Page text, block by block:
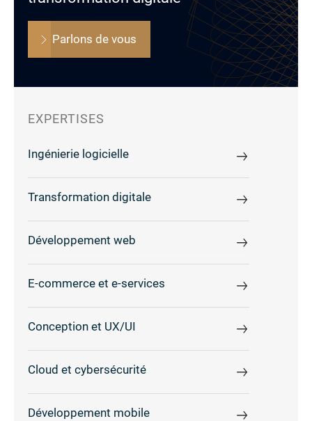
Parlons de vous
EXPERTISES
Ingénierie logicielle
Transformation digitale
Développement web
E-commerce et e-services
Conception et UX/UI
Cloud et cybersécurité
Développement mobile